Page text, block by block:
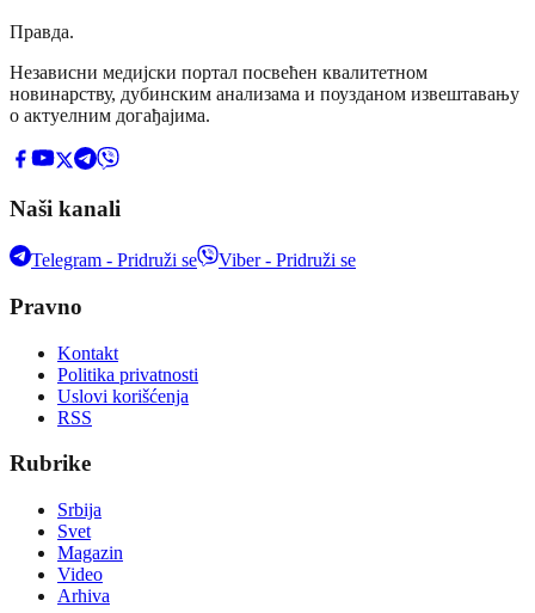
Правда.
Независни медијски портал посвећен квалитетном
новинарству, дубинским анализама и поузданом извештавању
о актуелним догађајима.
Naši kanali
Telegram - Pridruži se Viber - Pridruži se
Pravno
Kontakt
Politika privatnosti
Uslovi korišćenja
RSS
Rubrike
Srbija
Svet
Magazin
Video
Arhiva